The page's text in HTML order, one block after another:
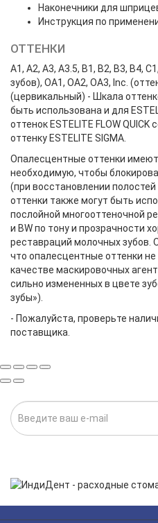
Наконечники для
Инструкция по
ОТТЕНКИ
А1, А2, А3, А3.5, В1, В2, В3, В4,
зубов), ОА1, ОА2, ОА3, Inc.
(цервикальный) - Шкала
быть использована и для
оттенок ESTELITE FLOW
оттенку ESTELITE SIGMA.
Опалесцентные оттенки
необходимую, чтобы
(при восстановлении
оттенки также могут быть
послойной многооттеночной
и BW по тону и прозрачности
реставраций молочных зубов.
что опалесцентные оттенки
качестве маскировочных
сильно измененных в цвете
зубы»).
- Пожалуйста, проверьте
поставщика.